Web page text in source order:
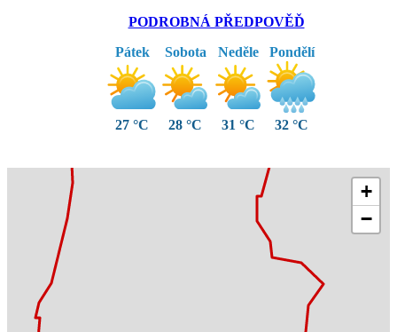
PODROBNÁ PŘEDPOVĚĎ
Pátek
27 °C
Sobota
28 °C
Neděle
31 °C
Pondělí
32 °C
+
−